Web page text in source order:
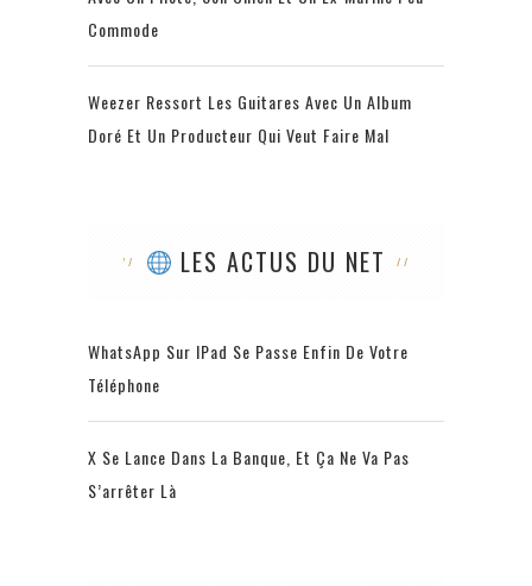
Commode
Weezer Ressort Les Guitares Avec Un Album
Doré Et Un Producteur Qui Veut Faire Mal
LES ACTUS DU NET
WhatsApp Sur IPad Se Passe Enfin De Votre
Téléphone
X Se Lance Dans La Banque, Et Ça Ne Va Pas
S’arrêter Là